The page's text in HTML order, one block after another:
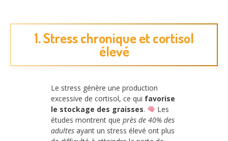
1. Stress chronique et cortisol
élevé
Le stress génère une production
excessive de cortisol, ce qui favorise
le stockage des graisses.
Les
études montrent que près de 40% des
adultes ayant un stress élevé ont plus